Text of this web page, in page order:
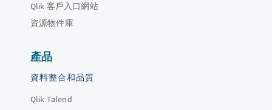
Qlik 客戶入口網站
資源物件庫
產品
資料整合和品質
Qlik Talend